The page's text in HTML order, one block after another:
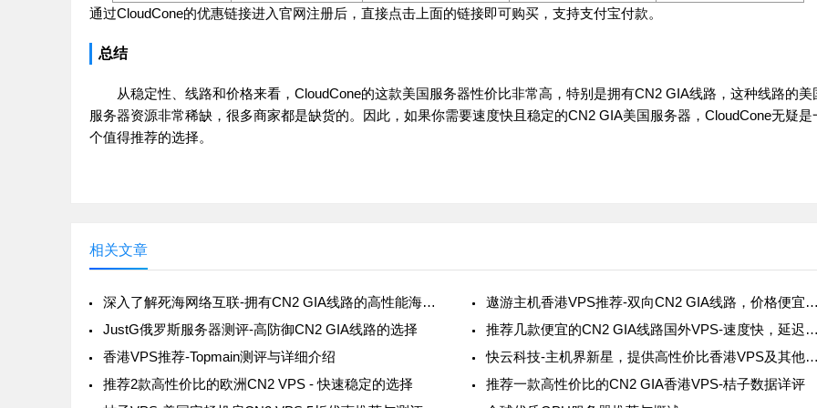
通过CloudCone的优惠链接进入官网注册后，直接点击上面的链接即可购买，支持支付宝付款。
总结
从稳定性、线路和价格来看，CloudCone的这款美国服务器性价比非常高，特别是拥有CN2 GIA线路，这种线路的美
服务器资源非常稀缺，很多商家都是缺货的。因此，如果你需要速度快且稳定的CN2 GIA美国服务器，CloudCone无疑是
个值得推荐的选择。
相关文章
深入了解死海网络互联-拥有CN2 GIA线路的高性能海外VPS
遨游主机香港VPS推荐-双向CN2 GIA线路，价格便宜，支持Windows
JustG俄罗斯服务器测评-高防御CN2 GIA线路的选择
推荐几款便宜的CN2 GIA线路国外VPS-速度快，延迟低，支持支付宝
香港VPS推荐-Topmain测评与详细介绍
快云科技-主机界新星，提供高性价比香港VPS及其他优质主机服务
推荐2款高性价比的欧洲CN2 VPS - 快速稳定的选择
推荐一款高性价比的CN2 GIA香港VPS-桔子数据详评